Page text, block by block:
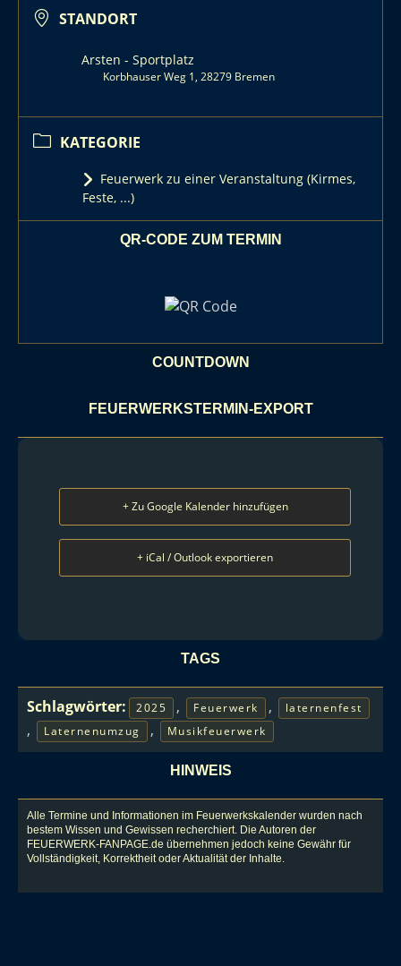
STANDORT
Arsten - Sportplatz
Korbhauser Weg 1, 28279 Bremen
KATEGORIE
Feuerwerk zu einer Veranstaltung (Kirmes,
Feste, ...)
QR-CODE ZUM TERMIN
COUNTDOWN
FEUERWERKSTERMIN-EXPORT
+ Zu Google Kalender hinzufügen
+ iCal / Outlook exportieren
TAGS
Schlagwörter: 2025 , Feuerwerk , laternenfest
, Laternenumzug , Musikfeuerwerk
HINWEIS
Alle Termine und Informationen im Feuerwerkskalender wurden nach
bestem Wissen und Gewissen recherchiert. Die Autoren der
FEUERWERK-FANPAGE.de übernehmen jedoch keine Gewähr für
Vollständigkeit, Korrektheit oder Aktualität der Inhalte.